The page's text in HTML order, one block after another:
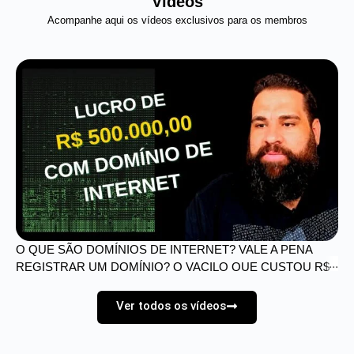
Acompanhe aqui os vídeos exclusivos para os membros
O QUE SÃO DOMÍNIOS DE INTERNET? VALE A PENA
REGISTRAR UM DOMÍNIO? O VACILO QUE CUSTOU R$
Ver todos os vídeos